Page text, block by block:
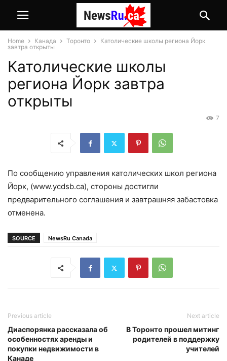
Home Канада Торонто
Католические школы региона Йорк
завтра открыты
Католические школы
региона Йорк завтра
открыты
7
По сообщению управления католических школ региона
Йорк, (www.ycdsb.ca), стороны достигли
предварительного соглашения и завтрашняя забастовка
отменена.
SOURCE NewsRu Canada
Previous article
Диаспорянка рассказала об
особенностях аренды и
покупки недвижимости в
Канаде
Next article
В Торонто прошел митинг
родителей в поддержку
учителей